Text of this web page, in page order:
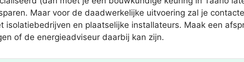
Maar voor de daadwerkelijke uitvoering zal je
en plaatselijke installateurs. Maak een
of de energieadviseur daarbij kan zijn.